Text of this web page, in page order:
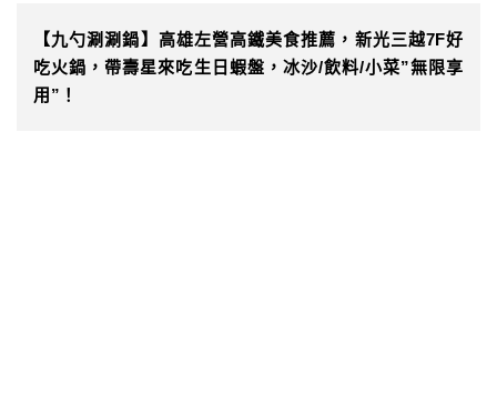
【九勺涮涮鍋】高雄左營高鐵美食推薦，新光三越7F好
吃火鍋，帶壽星來吃生日蝦盤，冰沙/飲料/小菜”無限享
用”！